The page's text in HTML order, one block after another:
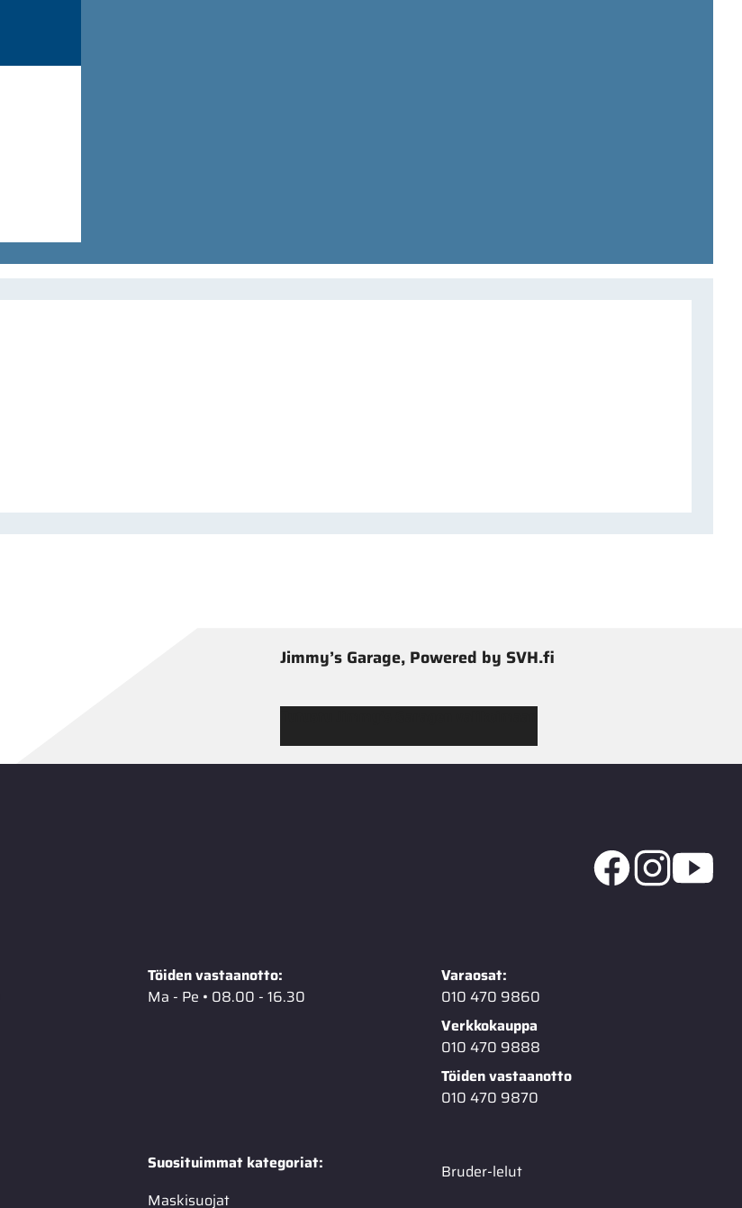
Jimmy’s Garage, Powered by SVH.fi
Töiden vastaanotto:
Ma - Pe • 08.00 - 16.30
Varaosat:
010 470 9860
Verkkokauppa
010 470 9888
Töiden vastaanotto
010 470 9870
Suosituimmat kategoriat:
Maskisuojat
Bruder-lelut